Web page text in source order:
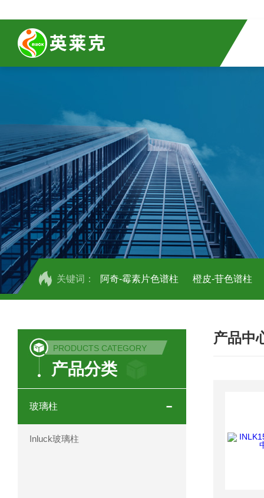
关键词： 阿奇-霉素片色谱柱 橙皮-苷色谱柱
COSMOSIL 1.8PBr五溴苯基色谱柱
菟丝子 柠檬黄色谱柱
印度Force Scientific Rubitas色谱柱
PRODUCTS CATEGORY
产品分类
玻璃柱
Inluck玻璃柱
产品中